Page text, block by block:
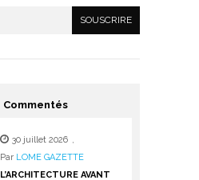
Commentés
30 juillet 2026 ,
Par LOME GAZETTE
L’ARCHITECTURE AVANT